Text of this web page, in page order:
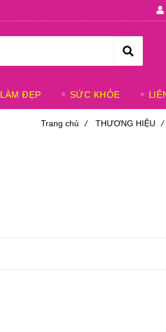
LÀM ĐẸP SỨC KHỎE
Trang chủ / THƯƠNG HIỆU /